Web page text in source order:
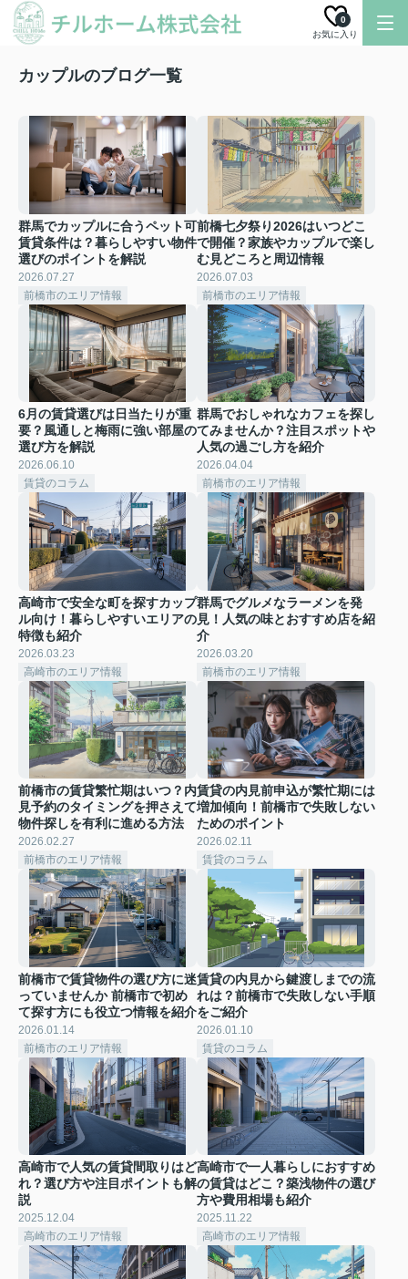
お気に入り
0
カップルのブログ一覧
群馬でカップルに合うペット可
賃貸条件は？暮らしやすい物件
選びのポイントを解説
2026.07.27
前橋市のエリア情報
前橋七夕祭り2026はいつどこ
で開催？家族やカップルで楽し
む見どころと周辺情報
2026.07.03
前橋市のエリア情報
6月の賃貸選びは日当たりが重
要？風通しと梅雨に強い部屋の
選び方を解説
2026.06.10
賃貸のコラム
群馬でおしゃれなカフェを探し
てみませんか？注目スポットや
人気の過ごし方を紹介
2026.04.04
前橋市のエリア情報
高崎市で安全な町を探すカップ
ル向け！暮らしやすいエリアの
特徴も紹介
2026.03.23
高崎市のエリア情報
群馬でグルメなラーメンを発
見！人気の味とおすすめ店を紹
介
2026.03.20
前橋市のエリア情報
前橋市の賃貸繁忙期はいつ？内
見予約のタイミングを押さえて
物件探しを有利に進める方法
2026.02.27
前橋市のエリア情報
賃貸の内見前申込が繁忙期には
増加傾向！前橋市で失敗しない
ためのポイント
2026.02.11
賃貸のコラム
前橋市で賃貸物件の選び方に迷
っていませんか 前橋市で初め
て探す方にも役立つ情報を紹介
2026.01.14
前橋市のエリア情報
賃貸の内見から鍵渡しまでの流
れは？前橋市で失敗しない手順
をご紹介
2026.01.10
賃貸のコラム
高崎市で人気の賃貸間取りはど
れ？選び方や注目ポイントも解
説
2025.12.04
高崎市のエリア情報
高崎市で一人暮らしにおすすめ
の賃貸はどこ？築浅物件の選び
方や費用相場も紹介
2025.11.22
高崎市のエリア情報